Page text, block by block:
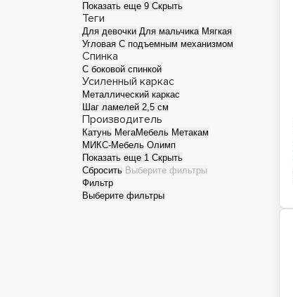
Односпальные кровати
Показать еще 9 Скрыть
Теги
Для девочки Для мальчика Мягкая
Угловая С подъемным механизмом
Спинка
С боковой спинкой
Усиленный каркас
Металлический каркас
Шаг ламелей 2,5 см
Производитель
Катунь МегаМебель Метакам
МИКС-Мебель Олимп
Показать еще 1 Скрыть
Сбросить Выберите фильтры
Фильтр
Выберите фильтры